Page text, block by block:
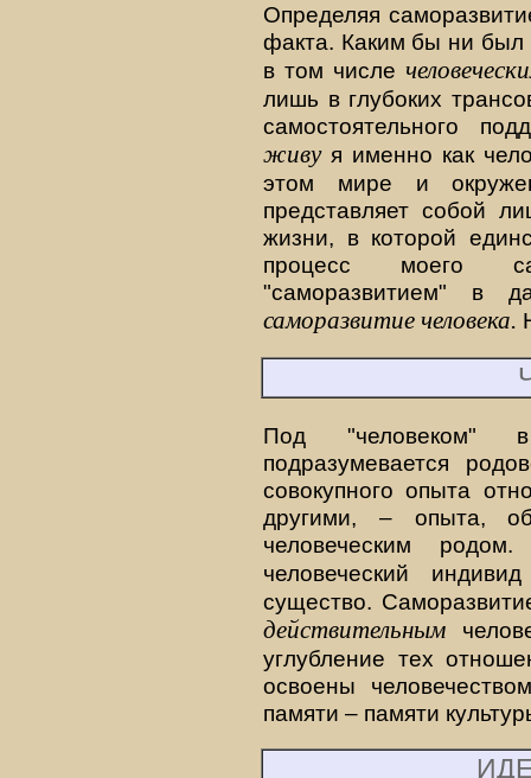
Определяя
факта. Каким бы ни был
в том числе
лишь в глубоких
самостоятельного
живуя именно как
этом мире и
представляет собой
жизни, в которой
процесс моего
"саморазвитием" в
саморазвитие человека.
Под "человеком"
подразумевается
совокупного опыта
другими, – опыта,
человеческим
человеческий
существо.
действительным
углубление тех
освоены
памяти – памяти